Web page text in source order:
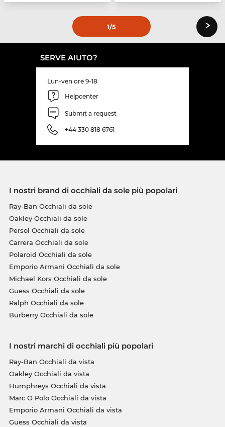
1/5 ›
SERVE AIUTO?
Lun-ven ore 9-18
Helpcenter
Submit a request
+44 330 818 6761
I nostri brand di occhiali da sole più popolari
Ray-Ban Occhiali da sole
Oakley Occhiali da sole
Persol Occhiali da sole
Carrera Occhiali da sole
Polaroid Occhiali da sole
Emporio Armani Occhiali da sole
Michael Kors Occhiali da sole
Guess Occhiali da sole
Ralph Occhiali da sole
Burberry Occhiali da sole
I nostri marchi di occhiali più popolari
Ray-Ban Occhiali da vista
Oakley Occhiali da vista
Humphreys Occhiali da vista
Marc O Polo Occhiali da vista
Emporio Armani Occhiali da vista
Guess Occhiali da vista